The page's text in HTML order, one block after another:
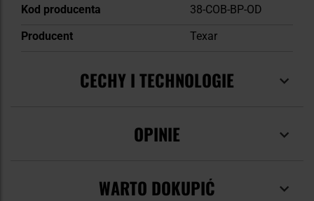
Kod producenta
38-COB-BP-OD
Producent
Texar
CECHY I TECHNOLOGIE
OPINIE
WARTO DOKUPIĆ